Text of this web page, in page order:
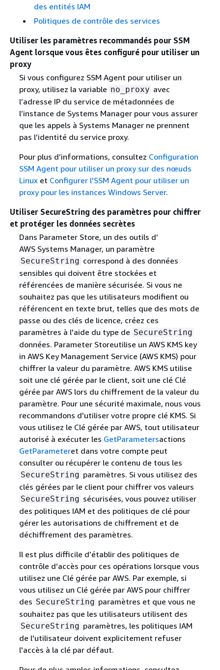
des entités IAM
Politiques de contrôle des services
Utiliser les paramètres recommandés pour SSM
Agent lorsque vous êtes configuré pour utiliser un
proxy
Si vous configurez SSM Agent pour utiliser un
proxy, utilisez la variable no_proxy avec
l’adresse IP du service de métadonnées de
l’instance de Systems Manager pour vous assurer
que les appels à Systems Manager ne prennent
pas l’identité du service proxy.
Pour plus d’informations, consultez Configuration
SSM Agent pour utiliser un proxy sur des nœuds
Linuxet Configurer l'SSM Agent pour utiliser un
proxy pour les instances Windows Server.
Utiliser SecureString des paramètres pour chiffrer
et protéger les données secrètes
Dans Parameter Store, un des outils d’
AWS Systems Manager, un paramètre
SecureString correspond à des données
sensibles qui doivent être stockées et
référencées de manière sécurisée. Si vous ne
souhaitez pas que les utilisateurs modifient ou
référencent en texte brut, telles que des mots de
passe ou des clés de licence, créez ces
paramètres à l'aide du type de SecureString
données. Parameter Storeutilise un AWS KMS key
in AWS Key Management Service (AWS KMS) pour
chiffrer la valeur du paramètre. AWS KMS utilise
soit une clé gérée par le client, soit une clé Clé
gérée par AWS lors du chiffrement de la valeur du
paramètre. Pour une sécurité maximale, nous vous
recommandons d'utiliser votre propre clé KMS. Si
vous utilisez le Clé gérée par AWS, tout utilisateur
autorisé à exécuter les GetParametersactions
GetParameteret dans votre compte peut
consulter ou récupérer le contenu de tous les
SecureString paramètres. Si vous utilisez des
clés gérées par le client pour chiffrer vos valeurs
SecureString sécurisées, vous pouvez utiliser
des politiques IAM et des politiques de clé pour
gérer les autorisations de chiffrement et de
déchiffrement des paramètres.
Il est plus difficile d’établir des politiques de
contrôle d’accès pour ces opérations lorsque vous
utilisez une Clé gérée par AWS. Par exemple, si
vous utilisez un Clé gérée par AWS pour chiffrer
des SecureString paramètres et que vous ne
souhaitez pas que les utilisateurs utilisent des
SecureString paramètres, les politiques IAM
de l'utilisateur doivent explicitement refuser
l'accès à la clé par défaut.